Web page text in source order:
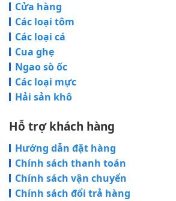
Cửa hàng
Các loại tôm
Các loại cá
Cua ghẹ
Ngao sò ốc
Các loại mực
Hải sản khô
Hỗ trợ khách hàng
Hướng dẫn đặt hàng
Chính sách thanh toán
Chính sách vận chuyển
Chính sách đổi trả hàng